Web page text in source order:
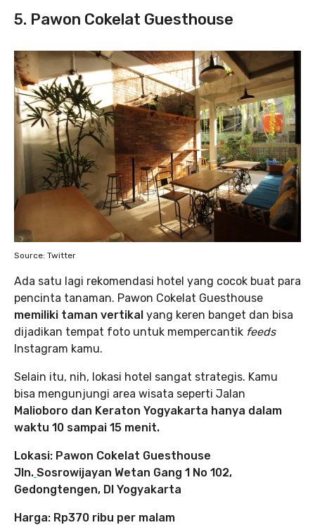
5. Pawon Cokelat Guesthouse
Source: Twitter
Ada satu lagi rekomendasi hotel yang cocok buat para
pencinta tanaman. Pawon Cokelat Guesthouse
memiliki taman vertikal yang keren banget dan bisa
dijadikan tempat foto untuk mempercantik feeds
Instagram kamu.
Selain itu, nih, lokasi hotel sangat strategis. Kamu
bisa mengunjungi area wisata seperti Jalan
Malioboro dan Keraton Yogyakarta hanya dalam
waktu 10 sampai 15 menit.
Lokasi: Pawon Cokelat Guesthouse
Jln. Sosrowijayan Wetan Gang 1 No 102,
Gedongtengen, DI Yogyakarta
Harga: Rp370 ribu per malam